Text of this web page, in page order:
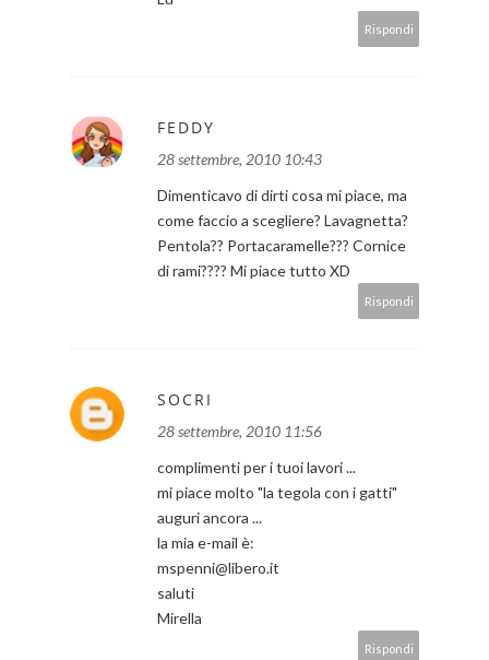
Rispondi
FEDDY
28 settembre, 2010 10:43
Dimenticavo di dirti cosa mi piace, ma
come faccio a scegliere? Lavagnetta?
Pentola?? Portacaramelle??? Cornice
di rami???? Mi piace tutto XD
Rispondi
SOCRI
28 settembre, 2010 11:56
complimenti per i tuoi lavori ...
mi piace molto "la tegola con i gatti"
auguri ancora ...
la mia e-mail è:
mspenni@libero.it
saluti
Mirella
Rispondi